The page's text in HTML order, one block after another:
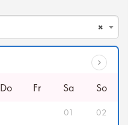
×
Do Fr Sa So
01
02